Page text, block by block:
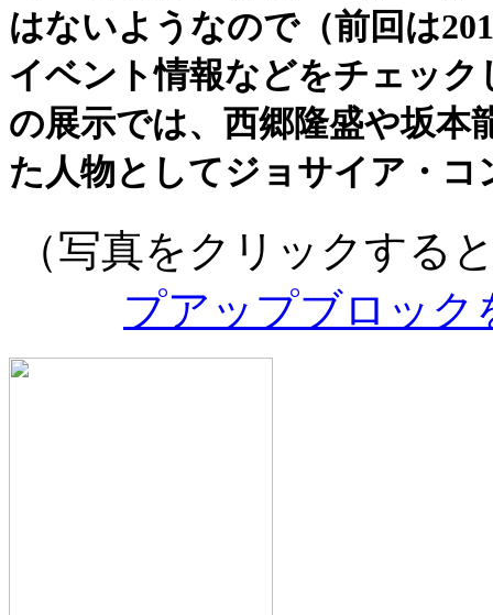
はないようなので（前回は
イベント情報などをチェッ
の展示では、西郷隆盛や坂本
た人物としてジョサイア・
（写真をクリックする
プアップブロック